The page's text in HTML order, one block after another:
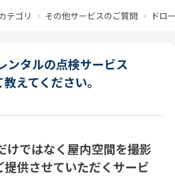
テゴリ その他サービスのご質問 ドロ
ンタルの点検サービス
えてください。
けではなく屋内空間を撮影
提供させていただくサービ